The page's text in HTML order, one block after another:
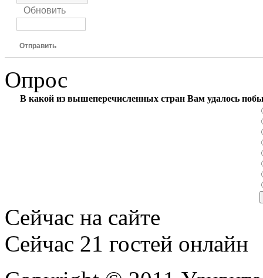
Обновить
Отправить
Опрос
В какой из вышеперечисленных стран Вам удалось
Сейчас на сайте
Сейчас 21 гостей онлайн